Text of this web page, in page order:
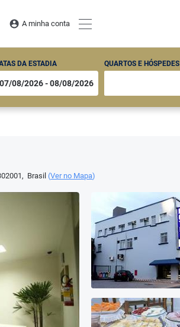
A minha conta
DA ESTADIA QUARTOS E HÓSPEDES
, Brasil (Ver no Mapa)